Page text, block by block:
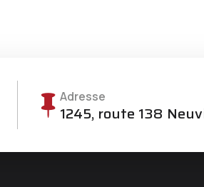
Adresse
1245, route 138